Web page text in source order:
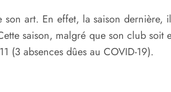
son art. En effet, la saison
saison, malgré que son club
(3 absences dûes au COVID-19).